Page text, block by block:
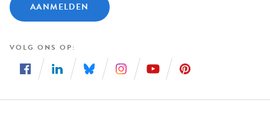
AANMELDEN
VOLG ONS OP
ons
ons
ons
ons
ons
ons